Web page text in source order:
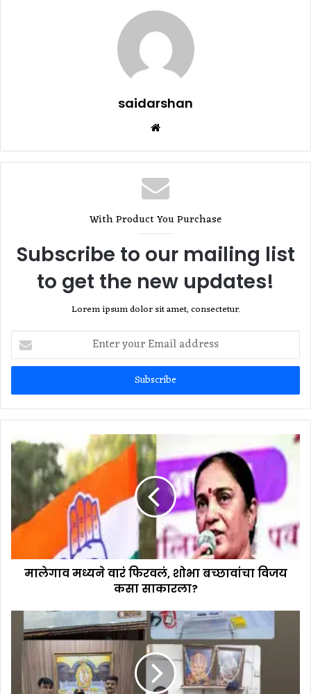
saidarshan
With Product You Purchase
Subscribe to our mailing list
to get the new updates!
Lorem ipsum dolor sit amet, consectetur.
Enter
your
Email
मालेगाव मध्यने वारं फिरवलं, शोभा बच्छावांचा विजय
कसा साकारला?